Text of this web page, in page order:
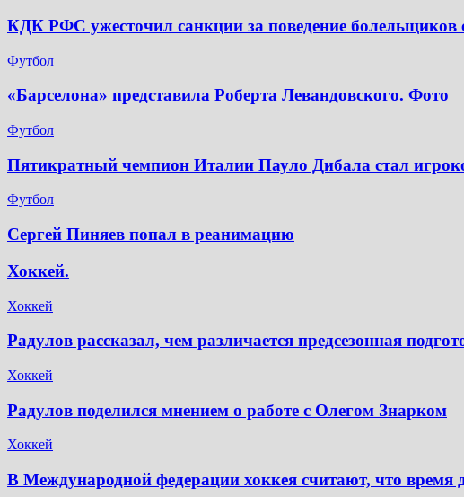
КДК РФС ужесточил санкции за поведение болельщиков
Футбол
«Барселона» представила Роберта Левандовского. Фото
Футбол
Пятикратный чемпион Италии Пауло Дибала стал
Футбол
Сергей Пиняев попал в реанимацию
Хоккей.
Хоккей
Радулов рассказал, чем различается предсезонная
Хоккей
Радулов поделился мнением о работе с Олегом Знарком
Хоккей
В Международной федерации хоккея считают, что время